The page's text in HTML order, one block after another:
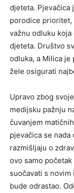
djeteta. Pjevačica
porodice prioritet,
važnu odluku
djeteta. Društvo
odluka, a Milica
žele osigurati
Upravo zbog
medijsku pažnju
čuvanjem
pjevačica se
razmišljaju o
ovo samo
suočavati s
bude odrastao.